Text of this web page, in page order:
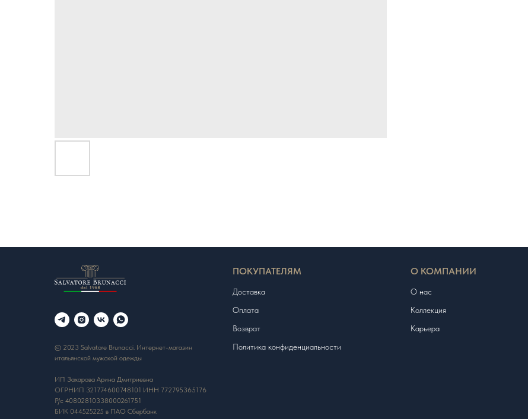
© 2023 Salvatore Brunacci. Интернет-магазин
итальянской мужской одежды
ИП Захарова Арина Дмитриевна
ОГРНИП 321774600748101 ИНН 772795365176
Р/с 40802810338000261751
БИК 044525225 в ПАО Сбербанк
ПОКУПАТЕЛЯМ
Доставка
Оплата
Возврат
Политика конфиденциальности
О КОМПАНИИ
О нас
Коллекция
Карьера